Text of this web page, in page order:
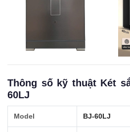
Thông số kỹ thuật Két
60LJ
Model BJ-60LJ